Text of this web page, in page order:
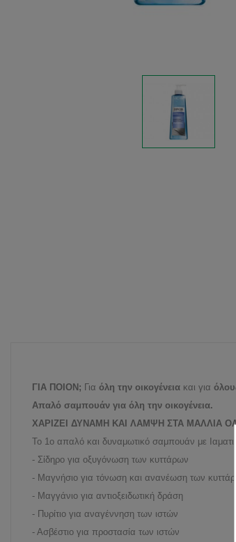
ΓΙΑ ΠΟΙΟΝ; Για όλη την οικογένεια και για
Απαλό σαμπουάν για όλη την οικογένεια.
ΧΑΡΙΖΕΙ ΔΥΝΑΜΗ ΚΑΙ ΛΑΜΨΗ ΣΤΑ ΜΑΛΛΙΑ
Το 1ο απαλό και δυναμωτικό σαμπουάν με
- Σίδηρο για οξυγόνωση των κυττάρων
- Μαγνήσιο για τόνωση και ανανέωση των
- Μαγγάνιο για αντιοξειδωτική δράση
- Πυρίτιο για αναγέννηση των ιστών
- Ασβέστιο για προστασία των ιστών